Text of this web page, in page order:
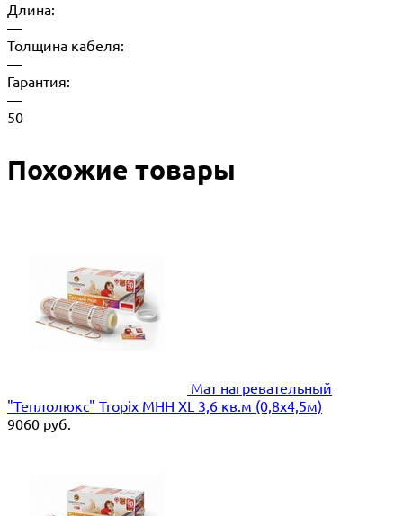
Длина:
—
Толщина кабеля:
—
Гарантия:
—
50
Похожие товары
Мат нагревательный
"Теплолюкс" Tropix МНН XL 3,6 кв.м (0,8х4,5м)
9060 руб.